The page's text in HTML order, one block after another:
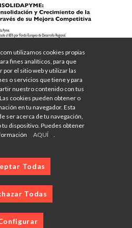
utilizamos cookies propias
fines analíticos, para que
por el sitio web y utilizar las
o servicios que tiene y para
nuestro contenido con tus
cookies pueden obtener o
en tu navegador. Esta
ser acerca de tu navegación,
dispositivo. Puedes obtener
AQUÍ .
Todas
Todas